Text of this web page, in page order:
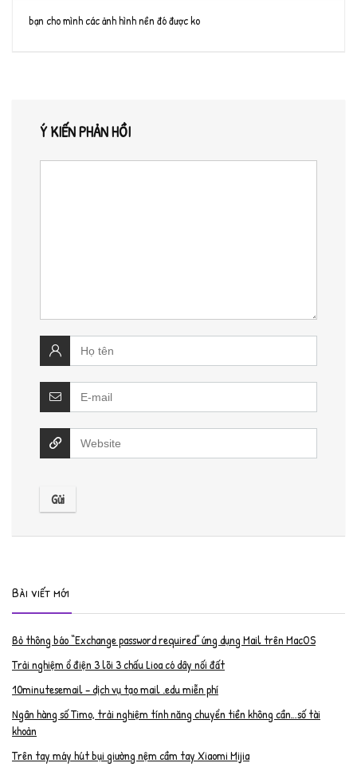
bạn cho mình các ảnh hình nền đó được ko
Ý KIẾN PHẢN HỒI
Bài viết mới
Bỏ thông báo “Exchange password required” ứng dụng Mail trên MacOS
Trải nghiệm ổ điện 3 lõi 3 chấu Lioa có dây nối đất
10minutesemail – dịch vụ tạo mail .edu miễn phí
Ngân hàng số Timo, trải nghiệm tính năng chuyển tiền không cần…số tài
khoản
Trên tay máy hút bụi giường nệm cầm tay Xiaomi Mijia